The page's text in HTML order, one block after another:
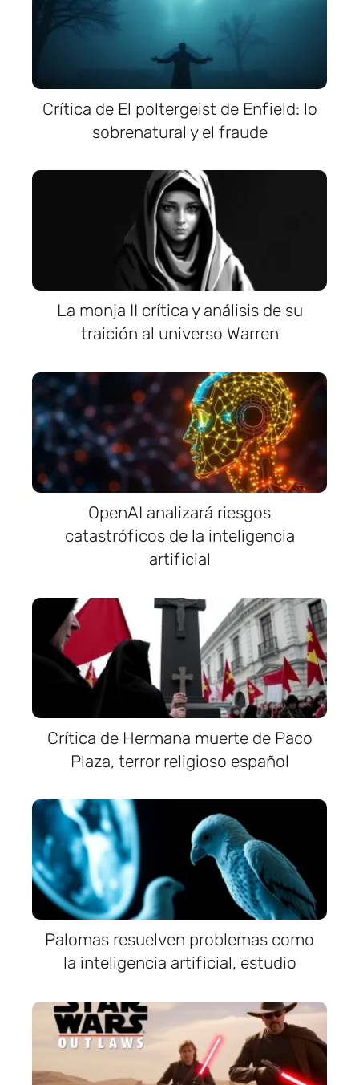
Crítica de El poltergeist de Enfield: lo
sobrenatural y el fraude
La monja II crítica y análisis de su
traición al universo Warren
OpenAI analizará riesgos
catastróficos de la inteligencia
artificial
Crítica de Hermana muerte de Paco
Plaza, terror religioso español
Palomas resuelven problemas como
la inteligencia artificial, estudio